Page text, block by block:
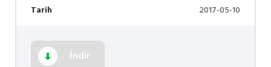
Tarih 2017-05-10
İndir